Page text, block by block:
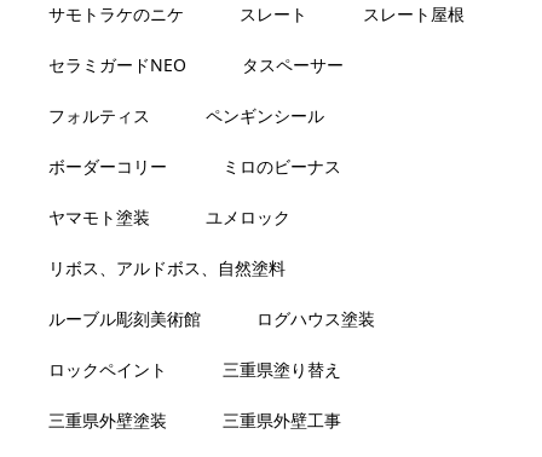
サモトラケのニケ スレート スレート屋根
セラミガードNEO タスペーサー
フォルティス ペンギンシール
ボーダーコリー ミロのビーナス
ヤマモト塗装 ユメロック
リボス、アルドボス、自然塗料
ルーブル彫刻美術館 ログハウス塗装
ロックペイント 三重県塗り替え
三重県外壁塗装 三重県外壁工事